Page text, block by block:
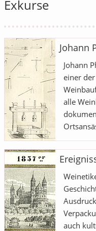
Exkurse
Johann
Johann
einer
alle
auch